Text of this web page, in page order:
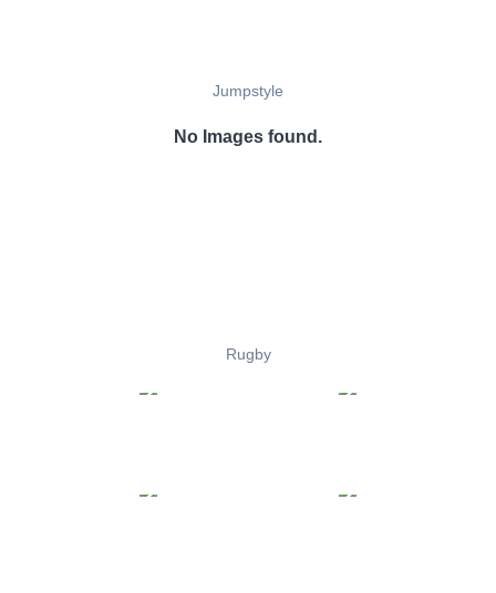
Jumpstyle
No Images found.
Rugby